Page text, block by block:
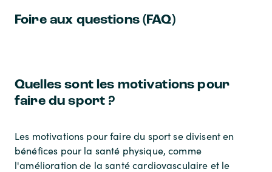
Foire aux questions (FAQ)
Quelles sont les motivations pour
faire du sport ?
Les motivations pour faire du sport se divisent en
bénéfices pour la santé physique, comme
l'amélioration de la santé cardiovasculaire et le